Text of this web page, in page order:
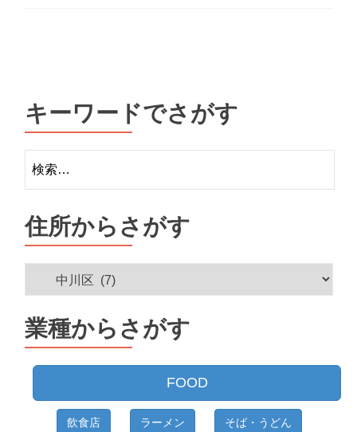
キーワードでさがす
索:
住所からさがす
ら
さ
が
業種からさがす
FOOD
飲食店 ラーメン そば・うどん